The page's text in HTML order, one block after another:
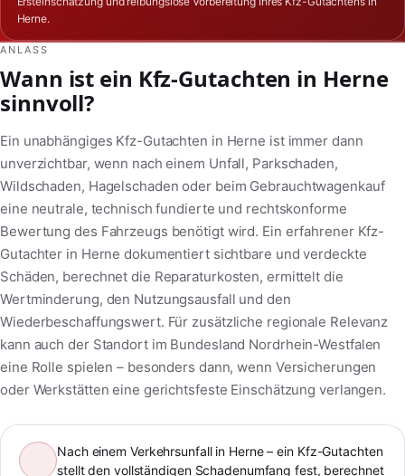
Herne.
ANLASS
Wann ist ein Kfz-Gutachten in Herne
sinnvoll?
Ein unabhängiges Kfz-Gutachten in Herne ist immer dann
unverzichtbar, wenn nach einem Unfall, Parkschaden,
Wildschaden, Hagelschaden oder beim Gebrauchtwagenkauf
eine neutrale, technisch fundierte und rechtskonforme
Bewertung des Fahrzeugs benötigt wird. Ein erfahrener Kfz-
Gutachter in Herne dokumentiert sichtbare und verdeckte
Schäden, berechnet die Reparaturkosten, ermittelt die
Wertminderung, den Nutzungsausfall und den
Wiederbeschaffungswert. Für zusätzliche regionale Relevanz
kann auch der Standort im Bundesland Nordrhein-Westfalen
eine Rolle spielen – besonders dann, wenn Versicherungen
oder Werkstätten eine gerichtsfeste Einschätzung verlangen.
Nach einem Verkehrsunfall in Herne – ein Kfz-Gutachten
stellt den vollständigen Schadenumfang fest, berechnet